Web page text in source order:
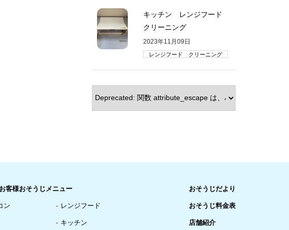
キッチン レンジフード
クリーニング
2023年11月09日
レンジフード クリーニング
客様おそうじメニュー
ン レンジフード
キッチン
おそうじだより
おそうじ料金表
店舗紹介